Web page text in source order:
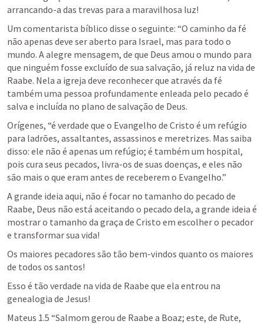
arrancando-a das trevas para a maravilhosa luz!
Um comentarista bíblico disse o seguinte: “O caminho da fé
não apenas deve ser aberto para Israel, mas para todo o
mundo. A alegre mensagem, de que Deus amou o mundo para
que ninguém fosse excluído de sua salvação, já reluz na vida de
Raabe. Nela a igreja deve reconhecer que através da fé
também uma pessoa profundamente enleada pelo pecado é
salva e incluída no plano de salvação de Deus.
Orígenes, “é verdade que o Evangelho de Cristo é um refúgio
para ladrões, assaltantes, assassinos e meretrizes. Mas saiba
disso: ele não é apenas um refúgio; é também um hospital,
pois cura seus pecados, livra-os de suas doenças, e eles não
são mais o que eram antes de receberem o Evangelho.”
A grande ideia aqui, não é focar no tamanho do pecado de
Raabe, Deus não está aceitando o pecado dela, a grande ideia é
mostrar o tamanho da graça de Cristo em escolher o pecador
e transformar sua vida!
Os maiores pecadores são tão bem-vindos quanto os maiores
de todos os santos!
Esso é tão verdade na vida de Raabe que ela entrou na
genealogia de Jesus!
Mateus 1.5 “Salmom gerou de Raabe a Boaz; este, de Rute,